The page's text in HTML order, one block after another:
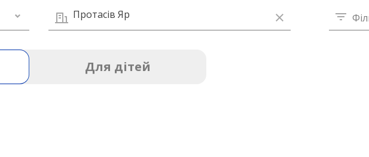
Протасів Яр
Для дітей